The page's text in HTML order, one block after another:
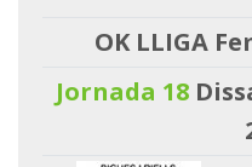
OK LLIGA
Jornada 18